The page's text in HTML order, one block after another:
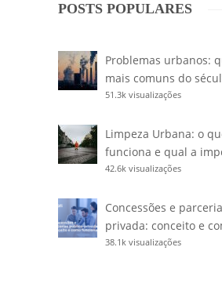
POSTS POPULARES
Problemas urbanos:
mais comuns do
51.3k visualizações
Limpeza Urbana: o
funciona e qual a
42.6k visualizações
Concessões e
privada: conceito e
38.1k visualizações